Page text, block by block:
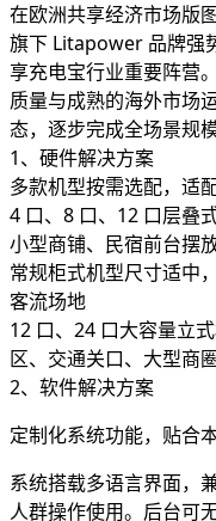
在欧洲共享经济市场版
旗下 Litapower 品牌强
享充电宝行业重要阵营
质量与成熟的海外市场
态，逐步完成全场景规
1、硬件解决方案
多款机型按需选配，适
4 口、8 口、12 口层叠
小型商铺、民宿前台摆
常规柜式机型尺寸适中
客流场地
12 口、24 口大容量立
区、交通关口、大型商
2、软件解决方案
定制化系统功能，贴合
系统搭载多语言界面，
人群操作使用。后台可